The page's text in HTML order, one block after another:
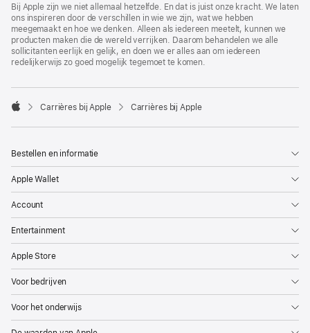
Footer
Bij Apple zijn we niet allemaal hetzelfde. En dat is juist onze kracht. We laten
ons inspireren door de verschillen in wie we zijn, wat we hebben
meegemaakt en hoe we denken. Alleen als iedereen meetelt, kunnen we
producten maken die de wereld verrijken. Daarom behandelen we alle
sollicitanten eerlijk en gelijk, en doen we er alles aan om iedereen
redelijkerwijs zo goed mogelijk tegemoet te komen.

Carrières bij Apple Carrières bij Apple
Bestellen en informatie
Apple Wallet
Account
Entertainment
Apple Store
Voor bedrijven
Voor het onderwijs